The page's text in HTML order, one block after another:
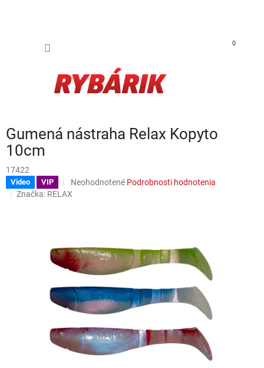
0
Gumená nástraha Relax Kopyto
10cm
17422
Video VIP Priemerné hodnotenie produktu je 0,0 z 5 hviezdičiek.
Neohodnotené Podrobnosti hodnotenia
Značka: RELAX